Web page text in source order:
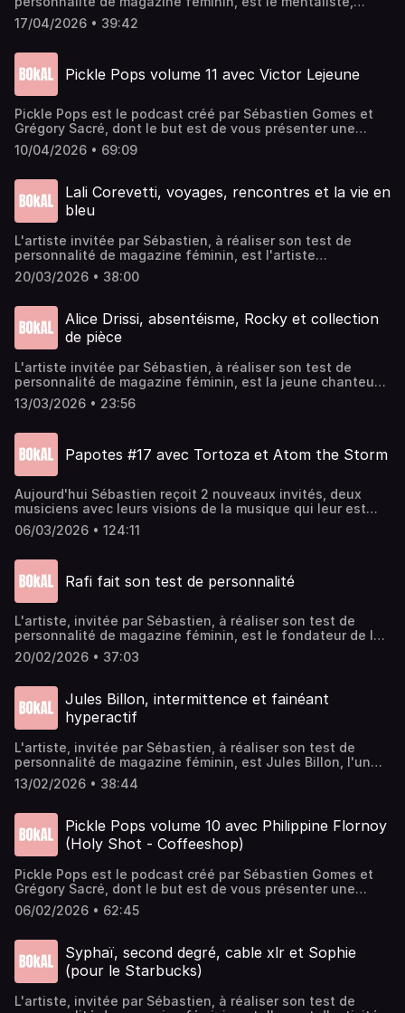
comédien et slameur ⁠Thomas Pelzer (Professeur
T)Instagram de ⁠⁠⁠⁠⁠⁠⁠⁠⁠⁠⁠⁠⁠⁠⁠⁠⁠Bokal⁠⁠⁠⁠⁠⁠⁠⁠⁠⁠⁠⁠⁠⁠⁠⁠⁠Enregistré dans les studios de la
⁠⁠⁠⁠⁠⁠⁠⁠⁠⁠⁠⁠⁠⁠⁠⁠⁠bokalreims.fr⁠⁠⁠⁠⁠⁠⁠⁠⁠⁠⁠⁠⁠⁠⁠⁠⁠Montage : Sébastien GomesVoix off : ⁠⁠⁠⁠⁠⁠⁠⁠⁠⁠Laure
Sadier⁠⁠⁠⁠⁠⁠⁠⁠⁠⁠Jingle Fin : GustineMusique intro : Pandemonia
17/04/2026 • 39:42
Pickle Pops volume 11 avec Victor Lejeune
Pickle Pops est le podcast créé par⁠⁠⁠⁠⁠⁠ Sébastien Gomes⁠⁠⁠⁠⁠⁠ et
⁠⁠⁠⁠⁠⁠Grégory Sacré⁠⁠⁠⁠⁠⁠, dont le but est de vous présenter une
personnalité de la région rémoise au travers de la Pop
Culture, avec, pour chaque émission, un thème imposé par
l'illustrateur Victor Lejeune nous fait le plaisir de nous
rendre visite dans Pickle Pops, pour une heure de franche
rigolade, avec comme thème : La Gourmandise dans la
enregistré à la Cartonnerie de Reims.⁠⁠⁠⁠⁠⁠⁠⁠⁠⁠⁠Instagram ⁠⁠⁠⁠⁠⁠bokal⁠⁠⁠⁠⁠⁠ /
⁠⁠⁠⁠⁠⁠Gokaiju ⁠⁠⁠⁠⁠⁠Tous les podcasts et l'agenda culturel sur
⁠⁠⁠⁠⁠⁠bokalreims.fr⁠⁠⁠⁠⁠⁠Musique : ⁠⁠⁠⁠⁠⁠Fear of Tigers⁠⁠⁠⁠⁠⁠Visuel :
⁠⁠⁠⁠⁠⁠Gokaiju⁠⁠⁠⁠⁠⁠Jingle Fin : ⁠⁠⁠⁠⁠⁠Laure Sadier ⁠⁠⁠/ ⁠⁠⁠Gustine⁠⁠⁠⁠⁠⁠Montage :
10/04/2026 • 69:09
Lali Corevetti, voyages, rencontres et la vie en
bleu
L'artiste invitée par ⁠⁠⁠⁠⁠Sébastien,⁠⁠⁠⁠⁠ à réaliser son test de
personnalité de magazine féminin, est l'artiste
photographe Lali CorevettiRetrouvez le travail de Lali
actuellement dans la Galerie d'Erlon, dans le cadre d'Art
d'autres artistes de la régionInstagram de ⁠⁠⁠⁠⁠⁠⁠⁠⁠⁠⁠⁠⁠⁠⁠⁠Bokal⁠⁠⁠⁠⁠⁠⁠⁠⁠⁠⁠⁠⁠⁠⁠⁠Enregistré
dans les studios de la CartonnerieRetrouvez l'agenda
culturel rémois sur ⁠⁠⁠⁠⁠⁠⁠⁠⁠⁠⁠⁠⁠⁠⁠⁠bokalreims.fr⁠⁠⁠⁠⁠⁠⁠⁠⁠⁠⁠⁠⁠⁠⁠⁠Montage : Olivier
intro : Pandemonia
20/03/2026 • 38:00
Alice Drissi, absentéisme, Rocky et collection
de pièce
L'artiste invitée par ⁠⁠⁠⁠Sébastien,⁠⁠⁠⁠ à réaliser son test de
personnalité de magazine féminin, est la jeune chanteuse
folk rémoise, à découvrir d'urgence, ⁠Alice Drissi⁠Instagram
de ⁠⁠⁠⁠⁠⁠⁠⁠⁠⁠⁠⁠⁠⁠⁠Bokal⁠⁠⁠⁠⁠⁠⁠⁠⁠⁠⁠⁠⁠⁠⁠Enregistré dans les studios de la
⁠⁠⁠⁠⁠⁠⁠⁠⁠⁠⁠⁠⁠⁠⁠bokalreims.fr⁠⁠⁠⁠⁠⁠⁠⁠⁠⁠⁠⁠⁠⁠⁠Montage : ⁠Barth Le Coz⁠Voix off : ⁠⁠⁠⁠⁠⁠⁠⁠Laure
Sadier⁠⁠⁠⁠⁠⁠⁠⁠Jingle Fin : GustineMusique intro : Pandemonia
13/03/2026 • 23:56
Papotes #17 avec ⁠Tortoza et Atom the Storm
Aujourd'hui Sébastien reçoit 2 nouveaux invités, deux
musiciens avec leurs visions de la musique qui leur est
propre : Tortoza et Atom the StormEnregistré à la
⁠⁠Cartonnerie⁠⁠Montage : ⁠⁠Sébastien Pia Gomes⁠⁠Voix off :
06/03/2026 • 124:11
Rafi fait son test de personnalité
L'artiste, invitée par ⁠⁠⁠⁠⁠Sébastien,⁠⁠⁠⁠⁠ à réaliser son test de
personnalité de magazine féminin, est le fondateur de la
Punkaravane, porteur d'un nouveau projet de garage rock
anatolien Karaboudjan : RafiEnregistré dans les studios
⁠⁠⁠⁠⁠⁠⁠⁠⁠⁠⁠⁠⁠⁠⁠⁠bokalreims.fr⁠⁠⁠⁠⁠⁠⁠⁠⁠⁠⁠⁠⁠⁠⁠⁠Montage : ⁠⁠Olivier FournyVoix off : ⁠⁠⁠⁠⁠⁠⁠⁠⁠Laure
Sadier⁠⁠⁠⁠⁠⁠⁠⁠⁠Jingle Fin : GustineMusique intro : Pandemonia
20/02/2026 • 37:03
Jules Billon, intermittence et fainéant
hyperactif
L'artiste, invitée par ⁠⁠⁠⁠Sébastien,⁠⁠⁠⁠ à réaliser son test de
personnalité de magazine féminin, est ⁠Jules Billon⁠, l'un
des visage de la musique rémoise de ces dernières
années, leader du groupe ⁠Sink⁠ et impliqué dans de
dans les studios de la CartonnerieRetrouvez l'agenda
culturel rémois sur ⁠⁠⁠⁠⁠⁠⁠⁠⁠⁠⁠⁠⁠⁠⁠bokalreims.fr⁠⁠⁠⁠⁠⁠⁠⁠⁠⁠⁠⁠⁠⁠⁠Montage : ⁠⁠⁠⁠⁠⁠⁠Barth Le
Coz⁠Voix off : ⁠⁠⁠⁠⁠⁠⁠⁠Laure Sadier⁠⁠⁠⁠⁠⁠⁠⁠Jingle Fin : GustineMusique
13/02/2026 • 38:44
Pickle Pops volume 10 avec Philippine Flornoy
(Holy Shot - Coffeeshop)
Pickle Pops est le podcast créé par⁠⁠⁠⁠⁠ Sébastien Gomes⁠⁠⁠⁠⁠ et
⁠⁠⁠⁠⁠Grégory Sacré⁠⁠⁠⁠⁠, dont le but est de vous présenter une
personnalité de la région rémoise au travers de la Pop
Culture, avec, pour chaque émission, un thème imposé par
⁠⁠Philippine Flornoy (HolyShot), avec comme thème : Les
sorcières dans la Pop CulturePickle Pops est un podcast
signé Bokal, enregistré à la Cartonnerie de
l'agenda culturel sur ⁠⁠⁠⁠⁠bokalreims.fr⁠⁠⁠⁠⁠Musique : ⁠⁠⁠⁠⁠Fear of
06/02/2026 • 62:45
Syphaï, second degré, cable xlr et Sophie
(pour le Starbucks)
L'artiste, invitée par ⁠⁠Sébastien,⁠⁠ à réaliser son test de